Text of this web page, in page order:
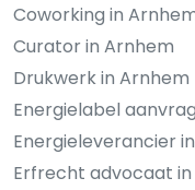
Coworking in
Curator in Arnhem
Drukwerk in Arnhem
Energielabel
Energieleverancier
Erfrecht advocaat